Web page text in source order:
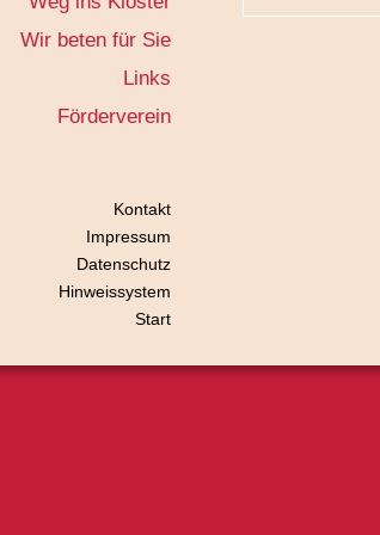
Wir beten für Sie
Links
Förderverein
Kontakt
Impressum
Datenschutz
Hinweissystem
Start